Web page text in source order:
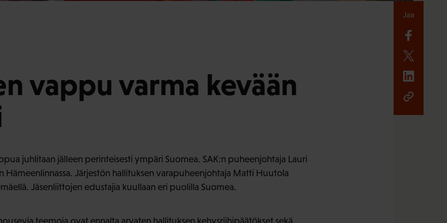
vappu varma kevään
juhlitaan jälleen perinteisesti ympäri Suomea. SAK:n puheenjohtaja Lauri
Hämeenlinnassa. Järjestön hallituksen varapuheenjohtaja Matti Huutola
Jäsenliittojen edustajia kuullaan eri puolilla Suomea.
teemoja ovat ennalta arvaten hallituksen kehysriihipäätökset sekä
Jaa